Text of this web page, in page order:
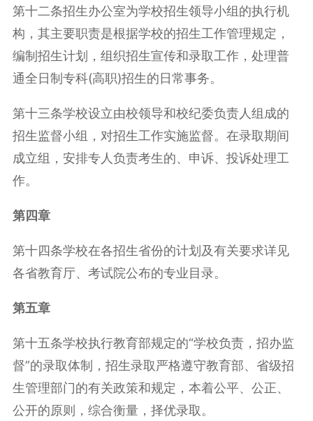
第十二条招生办公室为学校招生领导小组的执行机
构，其主要职责是根据学校的招生工作管理规定，
编制招生计划，组织招生宣传和录取工作，处理普
通全日制专科(高职)招生的日常事务。
第十三条学校设立由校领导和校纪委负责人组成的
招生监督小组，对招生工作实施监督。在录取期间
成立组，安排专人负责考生的、申诉、投诉处理工
作。
第四章
第十四条学校在各招生省份的计划及有关要求详见
各省教育厅、考试院公布的专业目录。
第五章
第十五条学校执行教育部规定的“学校负责，招办监
督”的录取体制，招生录取严格遵守教育部、省级招
生管理部门的有关政策和规定，本着公平、公正、
公开的原则，综合衡量，择优录取。